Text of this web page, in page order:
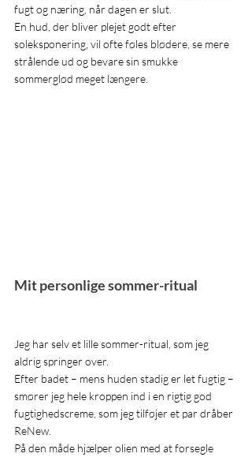
fugt og næring, når dagen er slut.
En hud, der bliver plejet godt efter
soleksponering, vil ofte føles blødere, se mere
strålende ud og bevare sin smukke
sommerglød meget længere.
Mit personlige sommer-ritual
Jeg har selv et lille sommer-ritual, som jeg
aldrig springer over.
Efter badet – mens huden stadig er let fugtig –
smører jeg hele kroppen ind i en rigtig god
fugtighedscreme, som jeg tilføjer et par dråber
ReNew.
På den måde hjælper olien med at forsegle